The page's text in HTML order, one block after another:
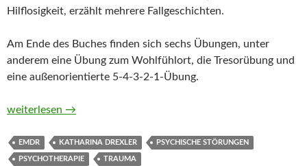
Hilflosigkeit, erzählt mehrere Fallgeschichten.
Am Ende des Buches finden sich sechs Übungen, unter
anderem eine Übung zum Wohlfühlort, die Tresorübung und
eine außenorientierte 5-4-3-2-1-Übung.
Ererbte Wunden heilen. Therapie der transgenerationalen
weiterlesen →
EMDR KATHARINA DREXLER PSYCHISCHE STÖRUNGEN
PSYCHOTHERAPIE TRAUMA